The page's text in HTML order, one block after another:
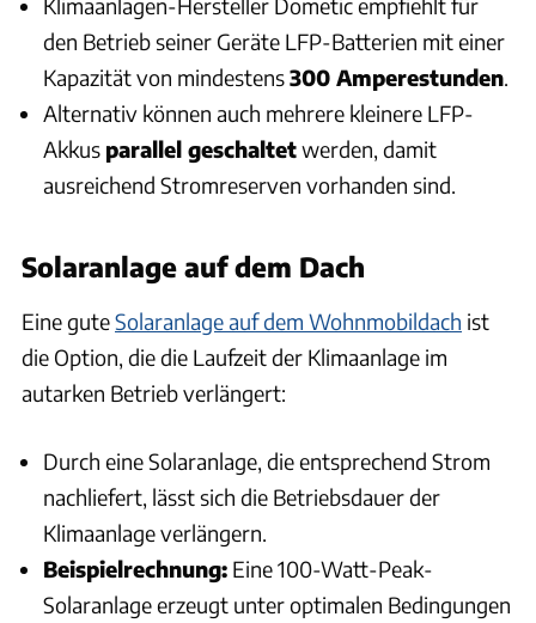
den Betrieb seiner Geräte LFP-Batterien mit einer
Kapazität von mindestens300 Amperestunden.
Alternativ können auch mehrere kleinere LFP-
Akkus parallel geschaltetwerden, damit
ausreichend Stromreserven vorhanden sind.
Solaranlage auf dem Dach
Eine guteSolaranlage auf dem Wohnmobildach ist
die Option, die die Laufzeit der Klimaanlage im
autarken Betrieb verlängert:
Durch eine Solaranlage, die entsprechend Strom
nachliefert, lässt sich die Betriebsdauer der
Klimaanlage verlängern.
Beispielrechnung: Eine 100-Watt-Peak-
Solaranlage erzeugt unter optimalen Bedingungen